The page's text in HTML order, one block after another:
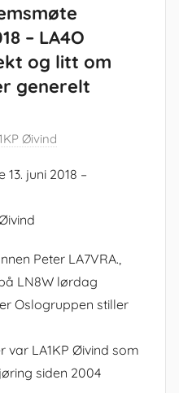
– LA4O
og litt om
generelt
Øivind
juni 2018 –
Peter LA7VRA.,
LN8W lørdag
Oslogruppen stiller
var LA1KP Øivind som
siden 2004